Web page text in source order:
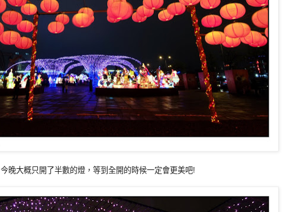
晚大概只開了半數的燈，等到全開的時候一定會更美吧!